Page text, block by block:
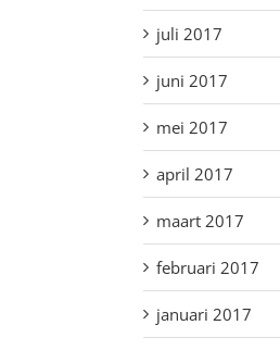
juli 2017
juni 2017
mei 2017
april 2017
maart 2017
februari 2017
januari 2017